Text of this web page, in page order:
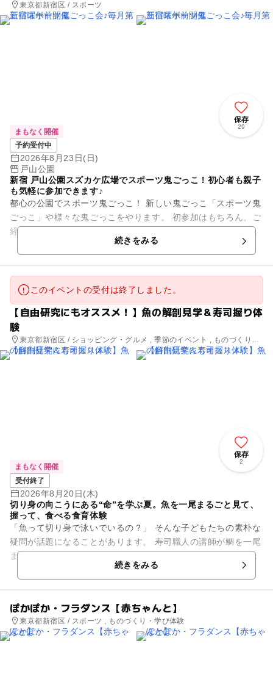
東京都新宿区 / スポーツ
保存
29
まもなく開催
予約受付中
2026年8月23日(日)
戸山公園
新宿 戸山公園スズカケ広場でスポーツ鬼ごっこ！初心者も親子
も気軽に参加できます♪
都心の公園でスポーツ鬼ごっこ！ 新しい鬼ごっこ「スポーツ鬼
ごっこ」や様々な鬼ごっこをやります。 初参加はもちろん、ご
経験や年齢を問わず、他団体に所属されている方も、どなたで
続きをみる
このイベントの受付は終了しました。
【自由研究にもオススメ！】魚の解剖見学＆寿司握り体
験
東京都新宿区 / ショッピング・グルメ , 季節のイベント , ものづくり・
学び体験
保存
2
まもなく開催
受付終了
2026年8月20日(木)
切り身の向こうにある“命”を学ぶ夏。魚を一尾まるごと見て、
握って、食べる食育体験
「魚って切り身で泳いでいるの？」 そんな子どもたちの素朴な
疑問が話題になることがあります。 寿司職人の講師が鯛を一尾
まるごと捌きながら、うろこ、骨、内臓など魚の体の仕組みを
続きをみる
ぽかぽか・フラダンス【赤ちゃんと】
東京都新宿区 / スポーツ , ものづくり・学び体験